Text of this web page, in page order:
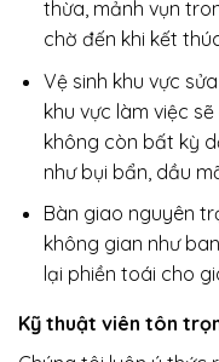
thừa, mảnh vụn
chờ đến khi kết
Vệ sinh khu vực
khu vực làm việc
không còn bất kỳ
như bụi bẩn, dầu
Bàn giao nguyên
không gian như
lại phiền toái cho
Kỹ thuật viên tôn